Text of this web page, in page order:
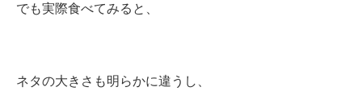
でも実際食べてみると、
ネタの大きさも明らかに違うし、